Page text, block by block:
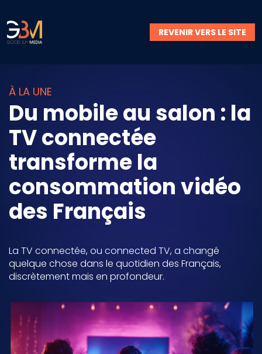
REVENIR VERS LE SITE
À LA UNE
Du mobile au salon : la
TV connectée
transforme la
consommation vidéo
des Français
La TV connectée, ou connected TV, a changé
quelque chose dans le quotidien des Français,
discrètement mais en profondeur.